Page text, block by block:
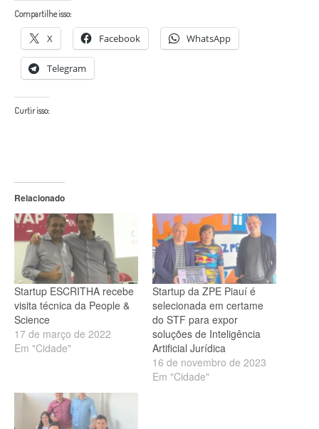
Compartilhe isso:
X Facebook WhatsApp
Telegram
Curtir isso:
Relacionado
Startup ESCRITHA recebe
visita técnica da People &
Science
17 de março de 2022
Em "Cidade"
Startup da ZPE Piauí é
selecionada em certame
do STF para expor
soluções de Inteligência
Artificial Jurídica
16 de novembro de 2023
Em "Cidade"